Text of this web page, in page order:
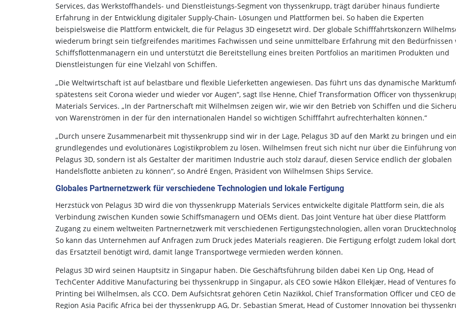
Services, das Werkstoffhandels- und Dienstleistungs-Segment von thyssenkrupp, trägt darüber hinaus fundierte
Erfahrung in der Entwicklung digitaler Supply-Chain- Lösungen und Plattformen bei. So haben die Experten
beispielsweise die Plattform entwickelt, die für Pelagus 3D eingesetzt wird. Der globale Schifffahrtskonzern
wiederum bringt sein tiefgreifendes maritimes Fachwissen und seine unmittelbare Erfahrung mit den Bedürfnissen
Schiffsflottenmanagern ein und unterstützt die Bereitstellung eines breiten Portfolios an maritimen Produkten und
Dienstleistungen für eine Vielzahl von Schiffen.
„Die Weltwirtschaft ist auf belastbare und flexible Lieferketten angewiesen. Das führt uns das dynamische
spätestens seit Corona wieder und wieder vor Augen“, sagt Ilse Henne, Chief Transformation Officer von
Materials Services. „In der Partnerschaft mit Wilhelmsen zeigen wir, wie wir den Betrieb von Schiffen und die
von Warenströmen in der für den internationalen Handel so wichtigen Schifffahrt aufrechterhalten können.“
„Durch unsere Zusammenarbeit mit thyssenkrupp sind wir in der Lage, Pelagus 3D auf den Markt zu bringen und ein
grundlegendes und evolutionäres Logistikproblem zu lösen. Wilhelmsen freut sich nicht nur über die Einführung von
Pelagus 3D, sondern ist als Gestalter der maritimen Industrie auch stolz darauf, diesen Service endlich der globalen
Handelsflotte anbieten zu können“, so André Engen, Präsident von Wilhelmsen Ships Service.
Globales Partnernetzwerk für verschiedene Technologien und lokale Fertigung
Herzstück von Pelagus 3D wird die von thyssenkrupp Materials Services entwickelte digitale Plattform sein, die als
Verbindung zwischen Kunden sowie Schiffsmanagern und OEMs dient. Das Joint Venture hat über diese Plattform
Zugang zu einem weltweiten Partnernetzwerk mit verschiedenen Fertigungstechnologien, allen voran
So kann das Unternehmen auf Anfragen zum Druck jedes Materials reagieren. Die Fertigung erfolgt zudem lokal
das Ersatzteil benötigt wird, damit lange Transportwege vermieden werden können.
Pelagus 3D wird seinen Hauptsitz in Singapur haben. Die Geschäftsführung bilden dabei Ken Lip Ong, Head of
TechCenter Additive Manufacturing bei thyssenkrupp in Singapur, als CEO sowie Håkon Ellekjær, Head of Ventures
Printing bei Wilhelmsen, als CCO. Dem Aufsichtsrat gehören Cetin Nazikkol, Chief Transformation Officer und CEO
Region Asia Pacific Africa bei der thyssenkrupp AG, Dr. Sebastian Smerat, Head of Customer Innovation bei